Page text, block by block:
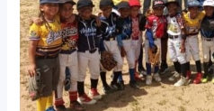
Estadales